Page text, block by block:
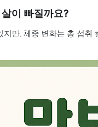
이 빠질까요?
지만, 체중 변화는 총 섭